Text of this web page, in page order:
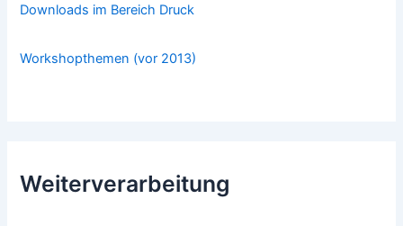
Downloads im Bereich Druck
Workshopthemen (vor 2013)
Weiterverarbeitung